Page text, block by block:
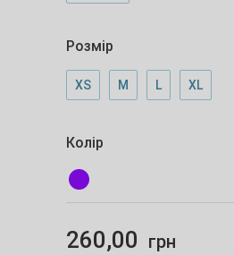
Розмір
XS M L XL
Колір
260,00 грн